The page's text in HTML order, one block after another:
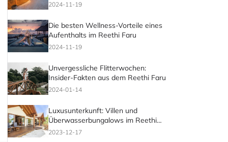
2024-11-19
Die besten Wellness-Vorteile eines
Aufenthalts im Reethi Faru
2024-11-19
Unvergessliche Flitterwochen:
Insider-Fakten aus dem Reethi Faru
2024-01-14
Luxusunterkunft: Villen und
Überwasserbungalows im Reethi
Faru
2023-12-17